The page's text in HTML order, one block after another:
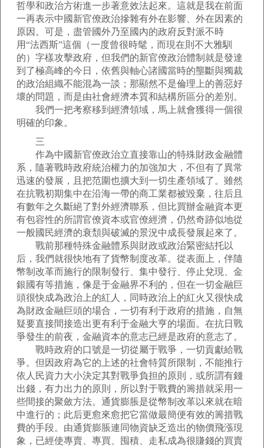
哲學和政治方術進一步著意效法起來。這就是我在前面
一再表示中國新官僚政治摻雜有外在影響、外在因素的
原因。可是，盡管國外乃至國內的政府反對派不時
用“法西斯”這個（一度曾很時髦，而現在則不大雅馴
的）字樣攻擊政府，但我們的新官僚政治體制就是發達
到了極高峰的今日，依舊與軸心諸國當時的壟斷與獨裁
的政治組織不能混為一談；那顯然不是倫理上的善惡好
壞的問題，而是由社會經濟本質和結構所區分的差別。
我們一把考察移到經濟領域，馬上就會獲得一個很
明確的印象。
三
作為中國新官僚政治立直接靠山的特殊財政金融體
系，隨著戰時政府統治權力的加強加大，不但有了異常
迅速的發展，且把范圍也擴大到一切生產領域了。雖然
在抗戰初期集中在沿海一帶的商工業都被毀棄，往后且
有數年之久斷絕了對外經濟聯系，但比買辦金融資本更
有包容性的所謂官僚資本或官僚經濟，仍然奇跡似地從
一般國民經濟的衰頹與破滅的景況中成長發展起來了。
戰前那種特殊金融體系與財政或政治緊密結托以
后，我們就很快地有了貨幣制度改革。從表面上，伴隨
幣制改革而施行的限制發行、集中發行、停止兌現、金
銀國有等措施，像是于金融界不利的，但在一切金融巨
頭很快成為政治上的紅人，同時政治上的紅火又很快成
為財政金融巨頭的場合，一切有利于政府的措施，自無
疑要直接間接造出更有利于金融大亨的場面。在抗日戰
爭發生的前夜，金融資本的意志已經是政府的意志了。
戰時政府的口號是一切從屬于戰爭，一切貢獻給戰
爭。但因政府為它的上述的社會特質所限制，不能推行
依人民資力大小決定其對戰爭負担的原則，或所謂有錢
出錢，有力出力的原則，所以對于戰費的籌措就采用一
些間接的聚斂方法。通貨膨脹是從幣制改革以來就在暗
中進行的；此后更愈來愈把它當做最簡便有效的籌措戰
費的手段。由通貨膨脹連同物資缺乏造出的物價飛漲現
象，已經使專賣、專買、囤積、走私成為很賺錢的買賣